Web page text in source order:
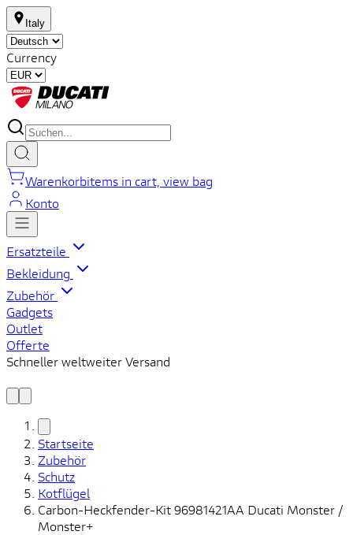
Italy
Currency
Warenkorbitems in cart, view bag
Konto
Ersatzteile
Bekleidung
Zubehör
Gadgets
Outlet
Offerte
Schneller weltweiter Versand
Startseite
Zubehör
Schutz
Kotflügel
Carbon-Heckfender-Kit 96981421AA Ducati Monster /
Monster+